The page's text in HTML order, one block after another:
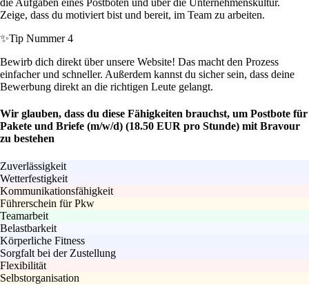
die Aufgaben eines Postboten und über die Unternehmenskultur.
Zeige, dass du motiviert bist und bereit, im Team zu arbeiten.
✨Tip Nummer 4
Bewirb dich direkt über unsere Website! Das macht den Prozess
einfacher und schneller. Außerdem kannst du sicher sein, dass deine
Bewerbung direkt an die richtigen Leute gelangt.
Wir glauben, dass du diese Fähigkeiten brauchst, um Postbote für
Pakete und Briefe (m/w/d) (18.50 EUR pro Stunde) mit Bravour
zu bestehen
Zuverlässigkeit
Wetterfestigkeit
Kommunikationsfähigkeit
Führerschein für Pkw
Teamarbeit
Belastbarkeit
Körperliche Fitness
Sorgfalt bei der Zustellung
Flexibilität
Selbstorganisation